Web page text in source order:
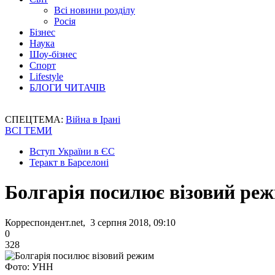
Всі новини розділу
Росія
Бізнес
Наука
Шоу-бізнес
Спорт
Lifestyle
БЛОГИ ЧИТАЧІВ
СПЕЦТЕМА: Війна в Ірані
ВСІ ТЕМИ
Вступ України в ЄС
Теракт в Барселоні
Болгарія посилює візовий
Корреспондент.net, 3 серпня 2018, 09:10
0
328
Фото: УНН